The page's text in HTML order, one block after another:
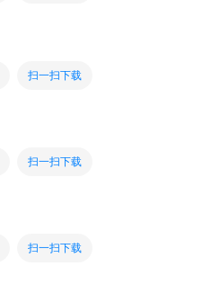
扫一扫下载
扫一扫下载
扫一扫下载